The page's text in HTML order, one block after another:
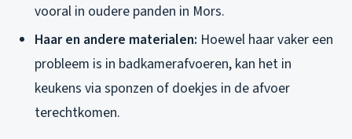
vooral in oudere panden in Mors.
Haar en andere materialen: Hoewel haar vaker een
probleem is in badkamerafvoeren, kan het in
keukens via sponzen of doekjes in de afvoer
terechtkomen.